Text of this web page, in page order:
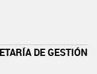
DE GESTIÓN